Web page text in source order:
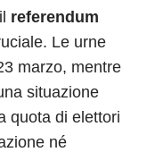
referendum
Le urne
marzo, mentre
situazione
quota di elettori
né